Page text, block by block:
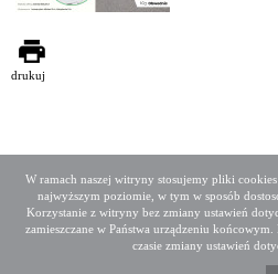
W ramach naszej witryny stosujemy pliki cookies
najwyższym poziomie, w tym w sposób
Korzystanie z witryny bez zmiany ustawień
zamieszczane w Państwa urządzeniu
czasie zmiany ustawień
drukuj
Deklaracja dostępności
Mapa
Media społecznościowe
Twitter
Copyright 2015